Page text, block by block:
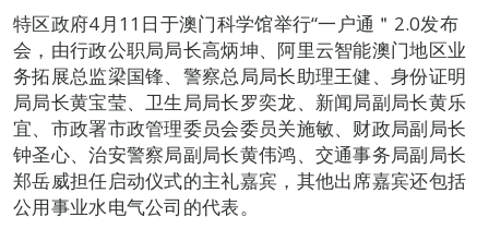
特区政府4月11日于澳门科学馆举行“一户通＂2.0发布
会，由行政公职局局长高炳坤、阿里云智能澳门地区业
务拓展总监梁国锋、警察总局局长助理王健、身份证明
局局长黄宝莹、卫生局局长罗奕龙、新闻局副局长黄乐
宜、市政署市政管理委员会委员关施敏、财政局副局长
钟圣心、治安警察局副局长黄伟鸿、交通事务局副局长
郑岳威担任启动仪式的主礼嘉宾，其他出席嘉宾还包括
公用事业水电气公司的代表。